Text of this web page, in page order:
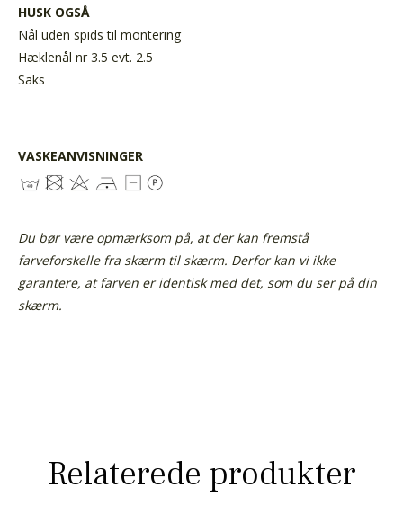
HUSK OGSÅ
Nål uden spids til montering
Hæklenål nr 3.5 evt. 2.5
Saks
VASKEANVISNINGER
Du bør være opmærksom på, at der kan fremstå
farveforskelle fra skærm til skærm. Derfor kan vi ikke
garantere, at farven er identisk med det, som du ser på din
skærm.
Relaterede produkter